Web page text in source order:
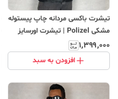
تیشرت باکسی مردانه چاپ پیستوله
مشکی Polizel | تیشرت اورسایز
استریت‌ویر
۱٬۳۹۹٬۰۰۰
افزودن به سبد